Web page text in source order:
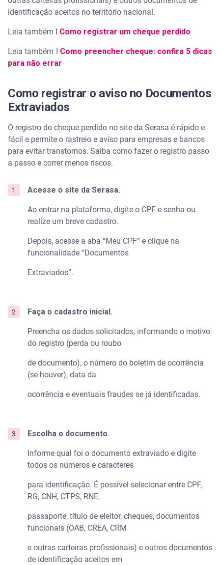
identificação aceitos no território nacional.
Leia também I Como registrar um cheque perdido
Leia também I Como preencher cheque: confira 5 dicas
para não errar
Como registrar o aviso no Documentos
Extraviados
O registro do cheque perdido no site da Serasa é rápido e
fácil e permite o rastreio e aviso para empresas e bancos
para evitar transtornos. Saiba como fazer o registro passo
a passo e correr menos riscos.
Acesse o site da Serasa.
Ao entrar na plataforma, digite o CPF e senha ou
realize um breve cadastro.
Depois, acesse a aba “Meu CPF” e clique na
funcionalidade “Documentos
Extraviados”.
Faça o cadastro inicial.
Preencha os dados solicitados, informando o motivo
do registro (perda ou roubo
de documento), o número do boletim de ocorrência
(se houver), data da
ocorrência e eventuais fraudes se já identificadas.
Escolha o documento.
Informe qual foi o documento extraviado e digite
todos os números e caracteres
para identificação. É possível selecionar entre CPF,
RG, CNH, CTPS, RNE,
passaporte, título de eleitor, cheques, documentos
funcionais (OAB, CREA, CRM
e outras carteiras profissionais) e outros documentos
de identificação aceitos em